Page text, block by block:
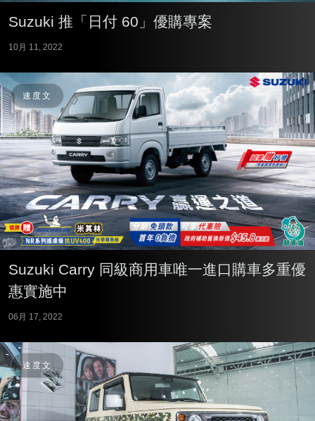
Suzuki 推「日付 60」優購專案
10月 11, 2022
速度文
Suzuki Carry 同級商用車唯一進口購車多重優
惠實施中
06月 17, 2022
速度文